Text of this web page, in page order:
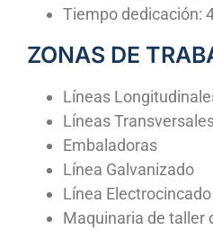
Tiempo dedicación:
ZONAS DE
Líneas
Líneas
Embaladoras
Línea Galvanizado
Línea Electrocincado
Maquinaria de taller